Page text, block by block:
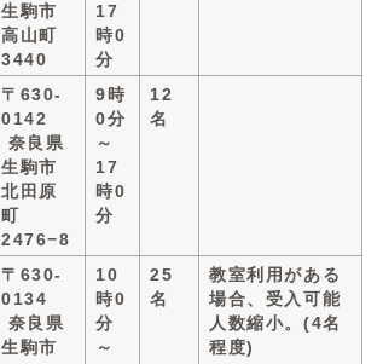
生駒市
高山町
3440
17
時0
分
〒630-
0142
奈良県
生駒市
北田原
町
2476−8
9時
0分
～
17
時0
分
12
名
〒630-
0134
奈良県
生駒市
10
時0
分
～
25
名
教室利用がある
場合、受入可能
人数縮小。(4名
程度)